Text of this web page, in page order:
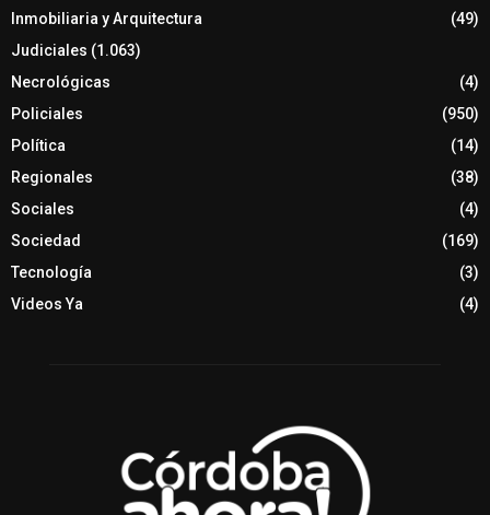
Inmobiliaria y Arquitectura
(49)
Judiciales (1.063)
Necrológicas
(4)
Policiales
(950)
Política
(14)
Regionales
(38)
Sociales
(4)
Sociedad
(169)
Tecnología
(3)
Videos Ya
(4)